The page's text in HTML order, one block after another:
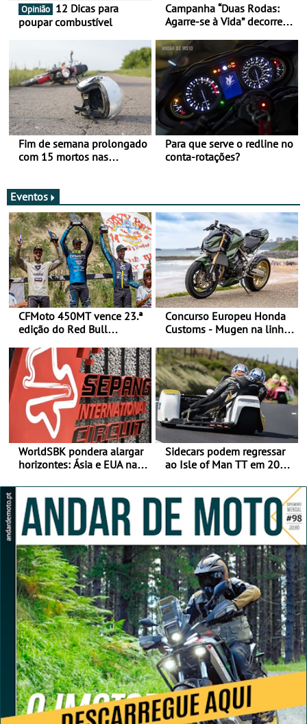
Opinião
poupar combustível
Campanha “Duas Rodas:
Agarre-se à Vida” decorre
Fim de semana prolongado
com 15 mortos nas
Para que serve o redline no
conta-rotações?
Eventos
CFMoto 450MT vence 23.ª
edição do Red Bull
Categorias Adventure -
Vitória na Ultimate, Core e
Lite
Concurso Europeu Honda
Customs - Mugen na linha
ganhar
WorldSBK pondera alargar
horizontes: Ásia e EUA na
Sidecars podem regressar
ao Isle of Man TT em 2027